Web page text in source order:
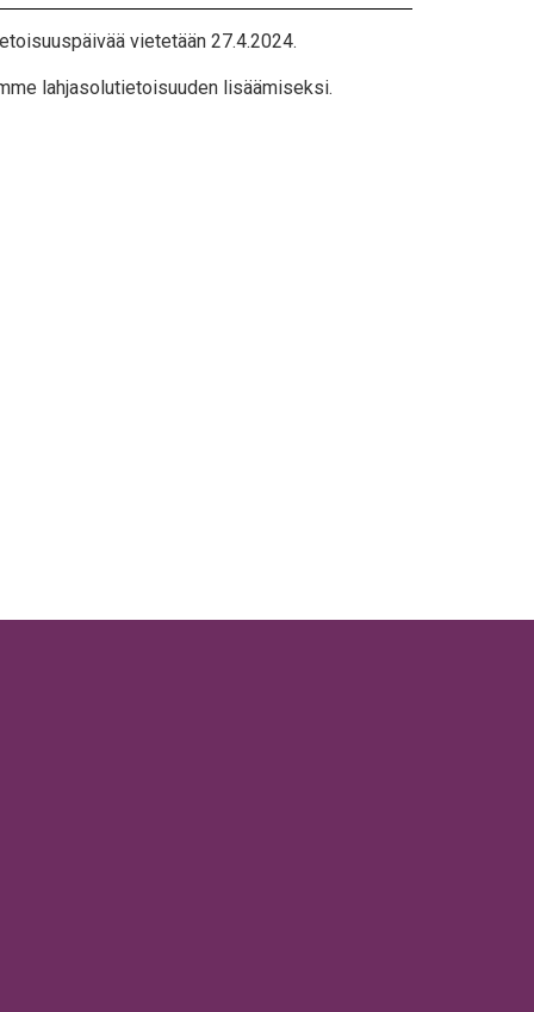
vie­te­tään 27.4.2024.
lah­ja­so­lu­tie­toi­suu­den lisäämiseksi.